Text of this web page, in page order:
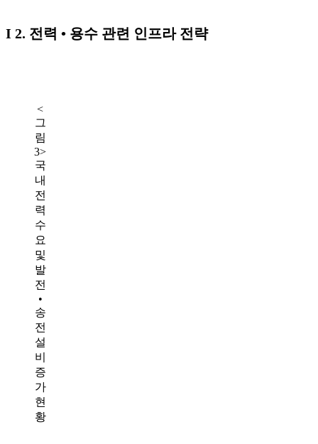
I 2. 전력 • 용수 관련 인프라 전략
<
그
림
3>
국
내
전
력
수
요
및
발
전
•
송
전
설
비
증
가
현
황